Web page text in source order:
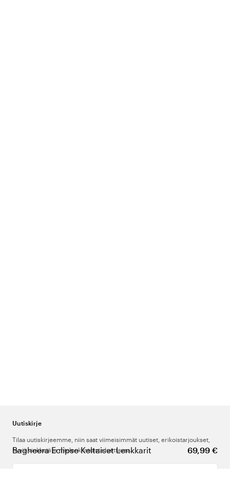
Bagheera Eclipse Keltaiset Lenkkarit 69,99 €
Uutiskirje
Tilaa uutiskirjeemme, niin saat viimeisimmät uutiset, erikoistarjoukset,
hyviä vinkkejä ja mielenkiintoista luettavaa.
Kirjoita sähköpostiosoitteesi